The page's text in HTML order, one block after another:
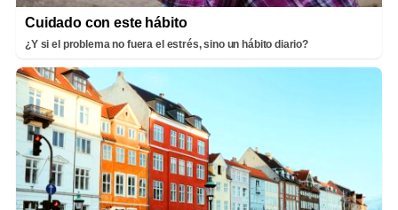
Cuidado con este hábito
¿Y si el problema no fuera el estrés, sino un hábito diario?